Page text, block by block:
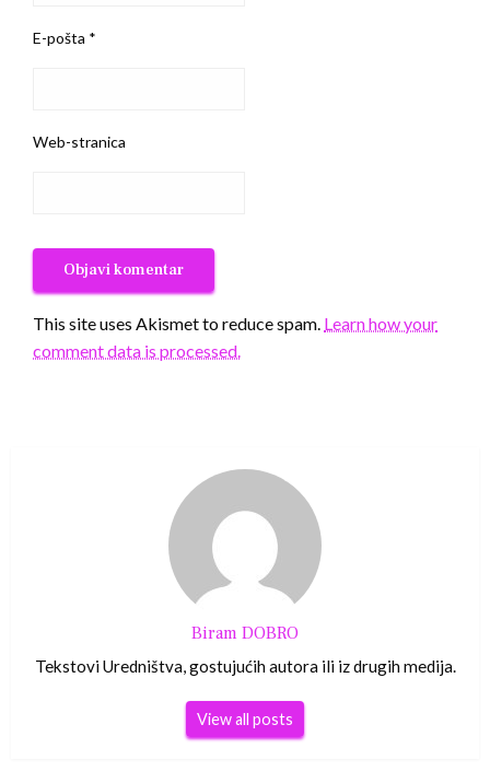
E-pošta *
Web-stranica
This site uses Akismet to reduce spam. Learn how your
comment data is processed.
Biram DOBRO
Tekstovi Uredništva, gostujućih autora ili iz drugih medija.
View all posts